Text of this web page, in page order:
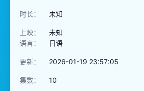
时长： 未知
上映：
未知
语言：
日语
更新： 2026-01-19 23:57:05
集数： 10